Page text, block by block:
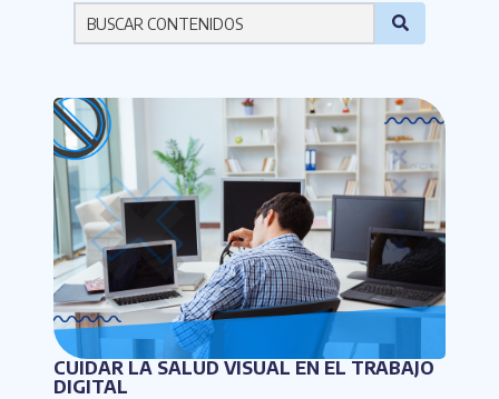
CUIDAR LA SALUD VISUAL EN EL TRABAJO
DIGITAL